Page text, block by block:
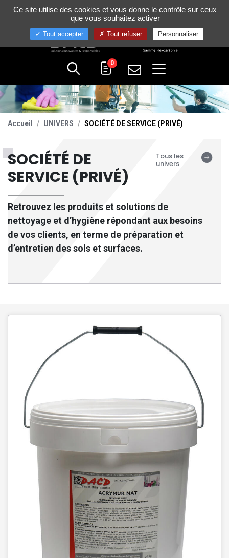
+33 (0)4 75 58 80 10
0
Accueil UNIVERS SOCIÉTÉ DE SERVICE (PRIVÉ)
SOCIÉTÉ DE
SERVICE (PRIVÉ)
Retrouvez les produits et solutions de
nettoyage et d’hygiène répondant aux besoins
de vos clients, en terme de préparation et
d’entretien des sols et surfaces.
Tous les
univers
Gestion de vos préférences sur les cookies
Ce site utilise des cookies et vous donne le contrôle sur ceux
que vous souhaitez activer
Tout accepter Tout refuser Personnaliser